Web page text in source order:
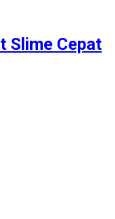
Slime Cepat